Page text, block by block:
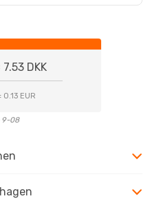
7.53 DKK
0.13 EUR
9-08